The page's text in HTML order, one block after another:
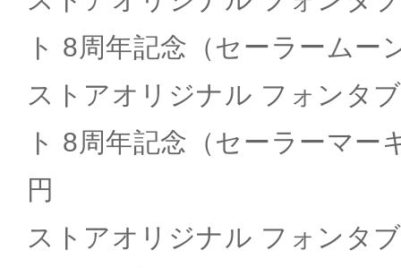
ト 8周年記念（セーラームー
ストアオリジナル フォンタ
ト 8周年記念（セーラーマー
円
ストアオリジナル フォンタ